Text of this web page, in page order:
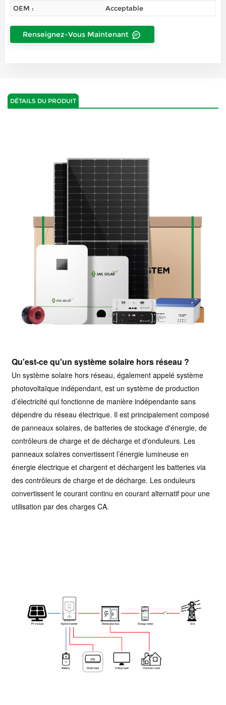
OEM :
Acceptable
Renseignez-Vous Maintenant
DÉTAILS DU PRODUIT
Qu'est-ce qu'un système solaire hors réseau ?
Un système solaire hors réseau, également appelé système
photovoltaïque indépendant, est un système de production
d’électricité qui fonctionne de manière indépendante sans
dépendre du réseau électrique. Il est principalement composé
de panneaux solaires, de batteries de stockage d'énergie, de
contrôleurs de charge et de décharge et d'onduleurs. Les
panneaux solaires convertissent l’énergie lumineuse en
énergie électrique et chargent et déchargent les batteries via
des contrôleurs de charge et de décharge. Les onduleurs
convertissent le courant continu en courant alternatif pour une
utilisation par des charges CA.